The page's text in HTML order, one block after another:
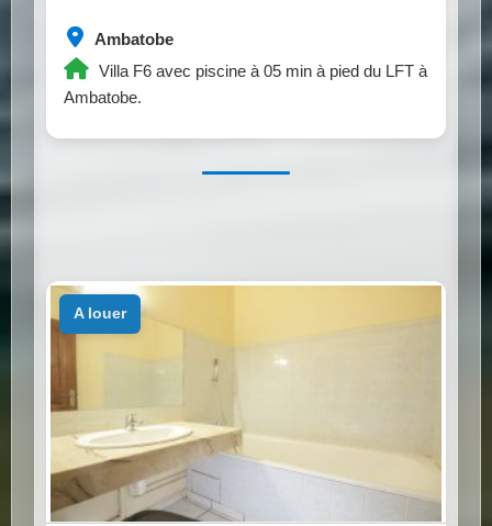
Ambatobe
Villa F6 avec piscine à 05 min à pied du LFT à
Ambatobe.
a louer